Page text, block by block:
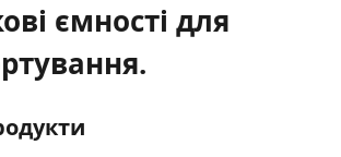
ємності для